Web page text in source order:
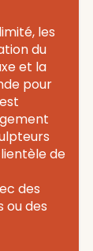
les
du
et la
pour
de
des
ou des